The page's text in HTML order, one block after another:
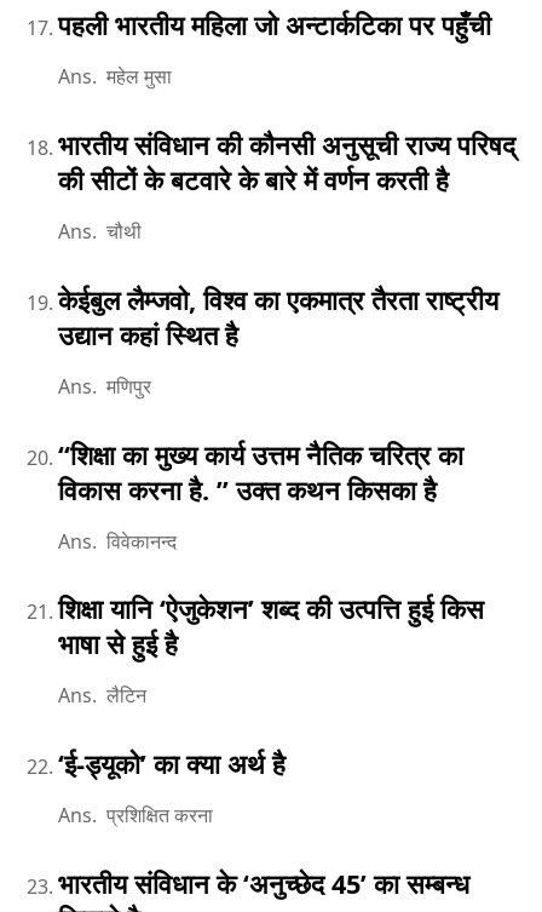
पहली भारतीय महिला जो अन्टार्कटिका पर पहुँची
Ans. महेल मुसा
भारतीय संविधान की कौनसी अनुसूची राज्य परिषद्
की सीटों के बटवारे के बारे में वर्णन करती है
Ans. चौथी
केईबुल लैम्जवो, विश्व का एकमात्र तैरता राष्ट्रीय
उद्यान कहां स्थित है
Ans. मणिपुर
‘‘शिक्षा का मुख्य कार्य उत्तम नैतिक चरित्र का
विकास करना है. ’’ उक्त कथन किसका है
Ans. विवेकानन्द
शिक्षा यानि ‘ऐजुकेशन’ शब्द की उत्पत्ति हुई किस
भाषा से हुई है
Ans. लैटिन
‘ई-ड्यूको’ का क्या अर्थ है
Ans. प्रशिक्षित करना
भारतीय संविधान के ‘अनुच्छेद 45’ का सम्बन्ध